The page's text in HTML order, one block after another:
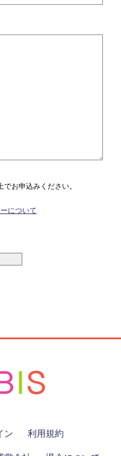
お申込みください。
について
ン 利用規約